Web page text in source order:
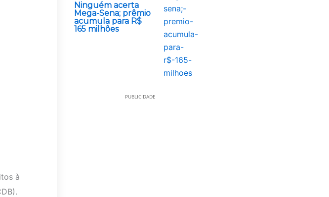
à
Ninguém acerta
Mega-Sena; prêmio
acumula para R$
165 milhões
PUBLICIDADE